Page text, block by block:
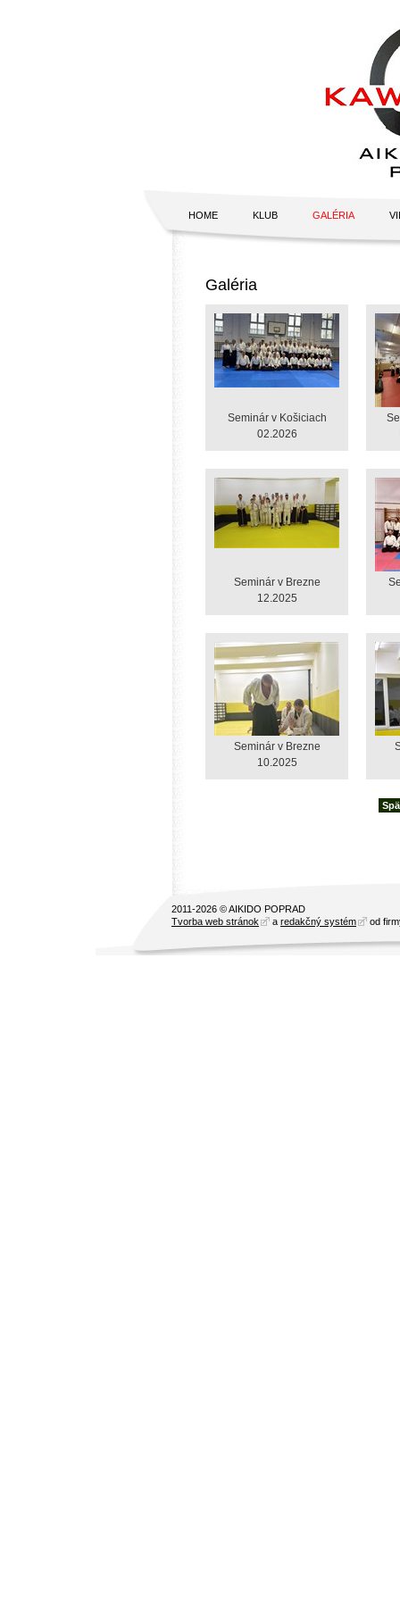
HOME KLUB GALÉRIA
Galéria
Seminár v Košiciach
02.2026
Seminár v Brezne
12.2025
Seminár v Brezne
10.2025
2011-2026 © AIKIDO POPRAD
Tvorba web stránok
a redakčný systém od